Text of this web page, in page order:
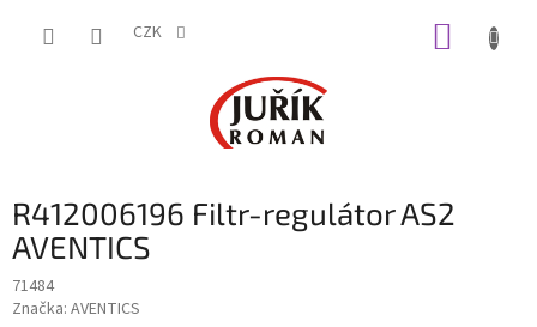
CZK
R412006196 Filtr-regulátor AS2
AVENTICS
71484
Značka: AVENTICS